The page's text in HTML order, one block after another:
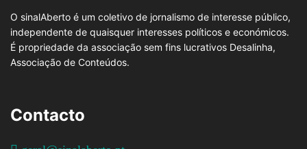
O sinalAberto é um coletivo de jornalismo de interesse público,
independente de quaisquer interesses políticos e económicos.
É propriedade da associação sem fins lucrativos Desalinha,
Associação de Conteúdos.
Contacto